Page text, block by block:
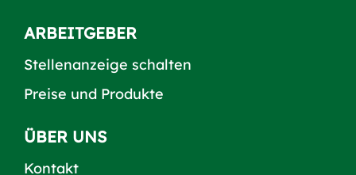
ARBEITGEBER
Stellenanzeige schalten
Preise und Produkte
ÜBER UNS
Kontakt